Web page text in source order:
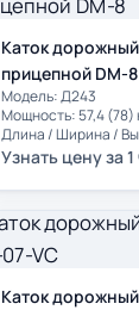
Каток
прицепной DM-8
Модель: Д243
Мощность: 57,4 (78)
Узнать цену за 1
Каток